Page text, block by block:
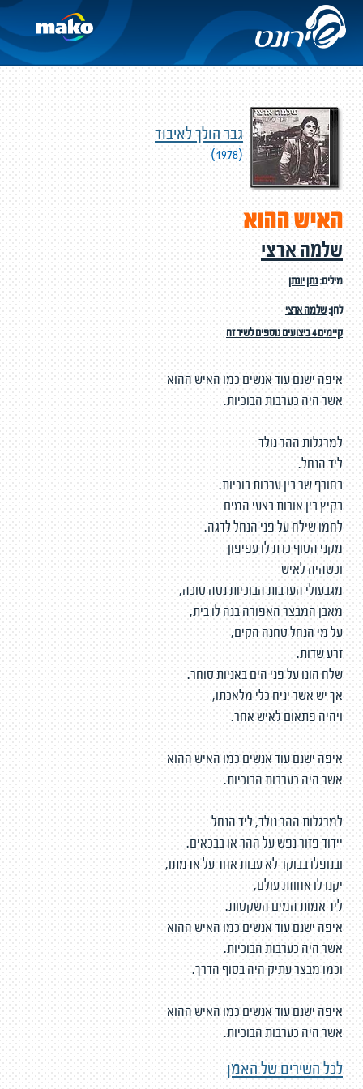
גבר הולך לאיבוד
(1978)
האיש ההוא
שלמה ארצי
מילים:נתן יונתן
לחן:שלמה ארצי
קיימים 4 ביצועים נוספים לשיר זה
איפה ישנם עוד אנשים כמו האיש ההוא
אשר היה כערבות הבוכיות.
למרגלות ההר נולד
ליד הנחל.
בחורף שר בין ערבות בוכיות.
בקיץ בין אורות בצעי המים
לחמו שילח על פני הנחל לדגה.
מקני הסוף כרת לו עפיפון
וכשהיה לאיש
מגבעולי הערבות הבוכיות נטה סוכה,
מאבן המבצר האפורה בנה לו בית,
על מי הנחל טחנה הקים,
זרע שדות.
שלח הונו על פני הים באניות סוחר.
אך יש אשר יניח כלי מלאכתו,
ויהיה פתאום לאיש אחר.
איפה ישנם עוד אנשים כמו האיש ההוא
אשר היה כערבות הבוכיות.
למרגלות ההר נולד, ליד הנחל
יידוד פזור נפש על ההר או בבכאים.
ובנופלו בבוקר לא עבות אחד על אדמתו,
יקנו לו אחוזת עולם,
ליד אמות המים השקטות.
איפה ישנם עוד אנשים כמו האיש ההוא
אשר היה כערבות הבוכיות.
וכמו מבצר עתיק היה בסוף הדרך.
איפה ישנם עוד אנשים כמו האיש ההוא
אשר היה כערבות הבוכיות.
לכל השירים של האמן